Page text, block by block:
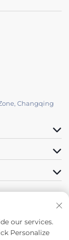
Changqing
our services.
Personalize